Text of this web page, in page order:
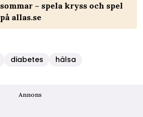
sommar – spela kryss och spel
på allas.se
diabetes hälsa
Annons